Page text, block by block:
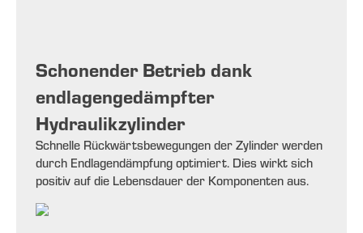
Schonender Betrieb dank
endlagengedämpfter
Hydraulikzylinder
Schnelle Rückwärtsbewegungen der Zylinder werden
durch Endlagendämpfung optimiert. Dies wirkt sich
positiv auf die Lebensdauer der Komponenten aus.